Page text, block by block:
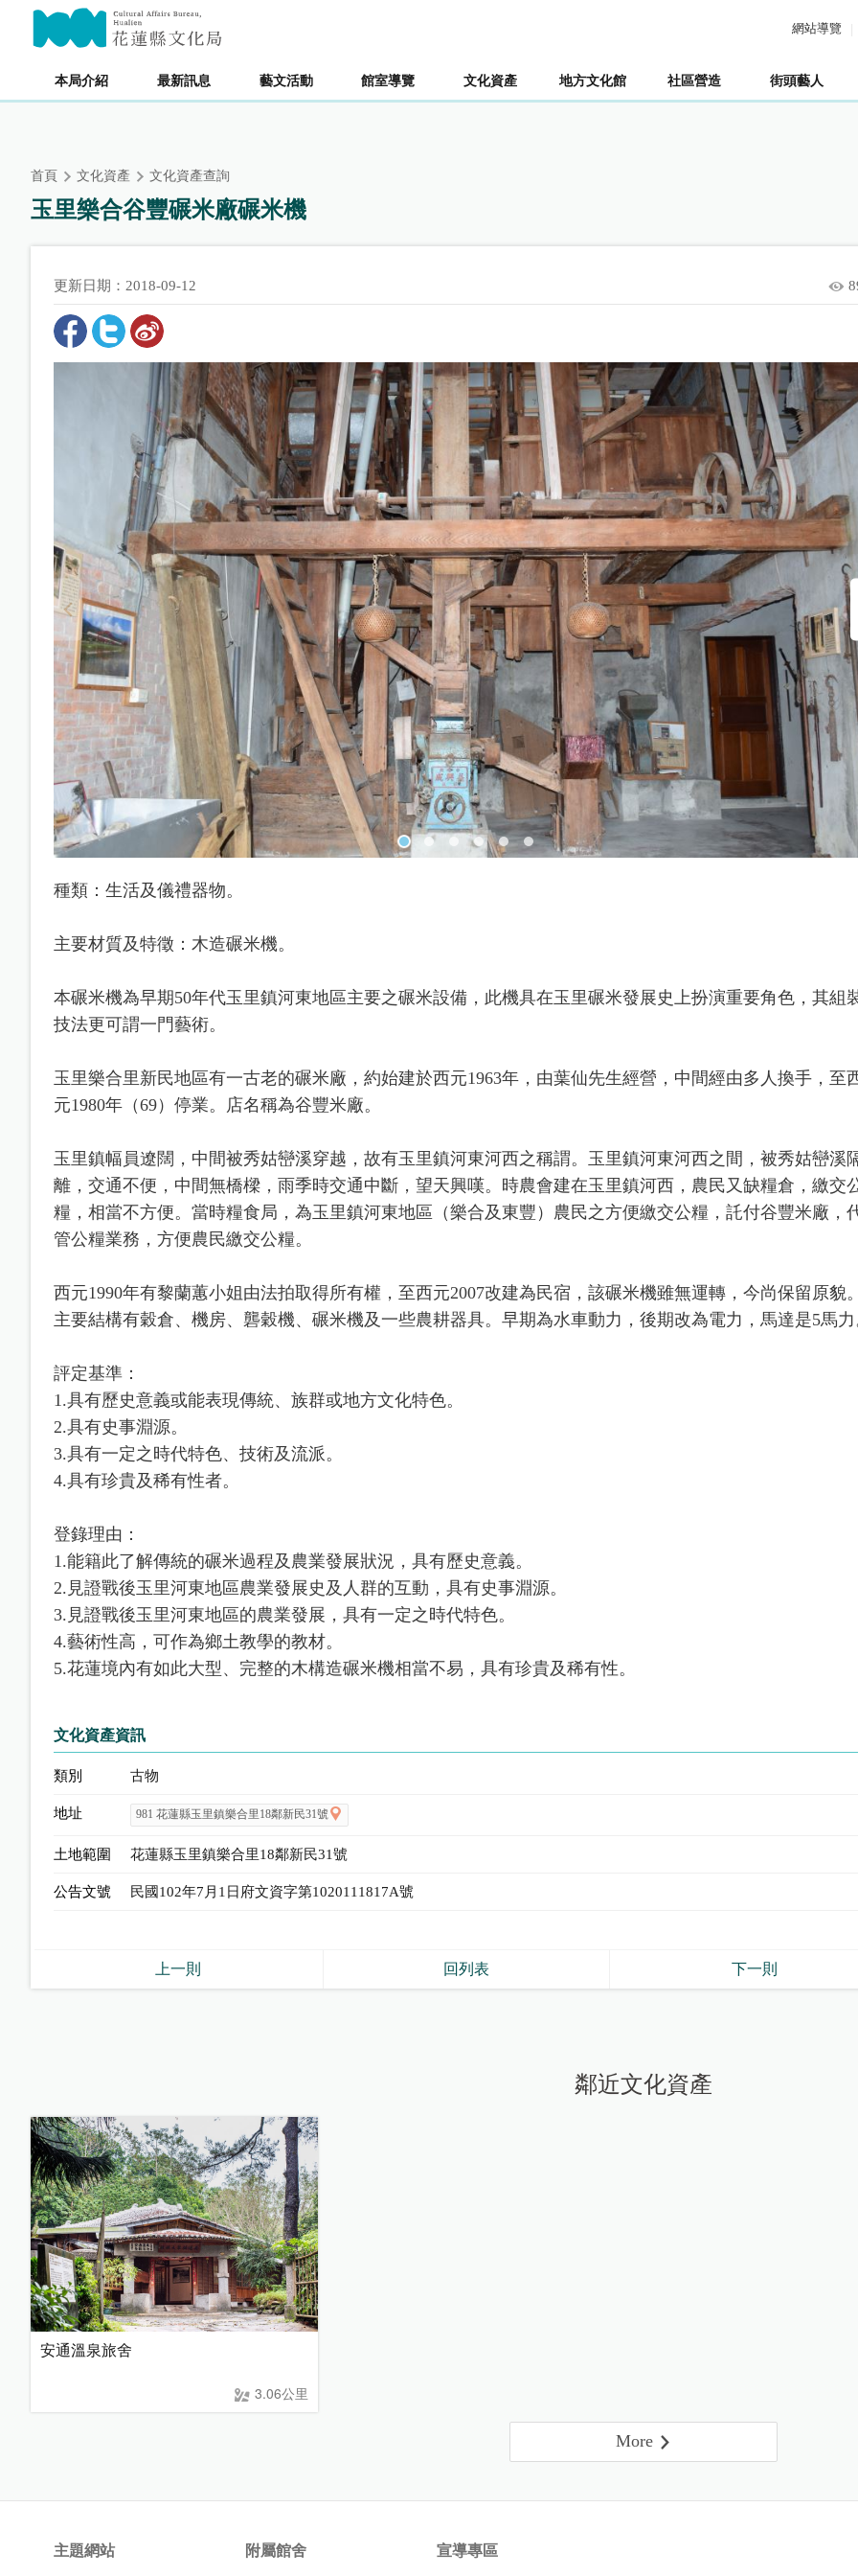
內
網站導覽
本局介紹 最新訊息 藝文活動 館室導覽 文化資產 地方文化館 社區營造 街頭藝人
主要內容區塊
首頁 文化資產 文化資產查詢
玉里樂合谷豐碾米廠碾米機
更新日期：2018-09-12
種類：生活及儀禮器物。
主要材質及特徵：木造碾米機。
本碾米機為早期50年代玉里鎮河東地區主要之碾米設備，此機具在玉里碾米發展史上扮演重要角色，其組
技法更可謂一門藝術。
玉里樂合里新民地區有一古老的碾米廠，約始建於西元1963年，由葉仙先生經營，中間經由多人換手，至
元1980年（69）停業。店名稱為谷豐米廠。
玉里鎮幅員遼闊，中間被秀姑巒溪穿越，故有玉里鎮河東河西之稱謂。玉里鎮河東河西之間，被秀姑巒溪
離，交通不便，中間無橋樑，雨季時交通中斷，望天興嘆。時農會建在玉里鎮河西，農民又缺糧倉，繳交
糧，相當不方便。當時糧食局，為玉里鎮河東地區（樂合及東豐）農民之方便繳交公糧，託付谷豐米廠，
管公糧業務，方便農民繳交公糧。
西元1990年有黎蘭蕙小姐由法拍取得所有權，至西元2007改建為民宿，該碾米機雖無運轉，今尚保留原貌
主要結構有穀倉、機房、礱穀機、碾米機及一些農耕器具。早期為水車動力，後期改為電力，馬達是5馬
評定基準：
1.具有歷史意義或能表現傳統、族群或地方文化特色。
2.具有史事淵源。
3.具有一定之時代特色、技術及流派。
4.具有珍貴及稀有性者。
登錄理由：
1.能籍此了解傳統的碾米過程及農業發展狀況，具有歷史意義。
2.見證戰後玉里河東地區農業發展史及人群的互動，具有史事淵源。
3.見證戰後玉里河東地區的農業發展，具有一定之時代特色。
4.藝術性高，可作為鄉土教學的教材。
5.花蓮境內有如此大型、完整的木構造碾米機相當不易，具有珍貴及稀有性。
文化資產資訊
類別 古物
地址 981 花蓮縣玉里鎮樂合里18鄰新民31號
土地範圍 花蓮縣玉里鎮樂合里18鄰新民31號
公告文號 民國102年7月1日府文資字第1020111817A號
上一則 回列表 下一則
鄰近文化資產
安通溫泉旅舍
3.06公里
More
主題網站 附屬館舍 宣導專區